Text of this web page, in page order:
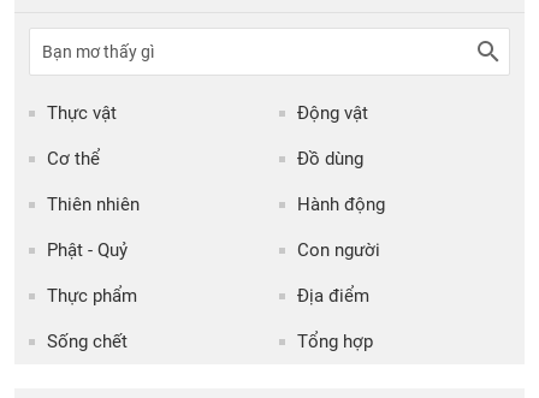
Thực vật Động vật
Cơ thể Đồ dùng
Thiên nhiên Hành động
Phật - Quỷ Con người
Thực phẩm Địa điểm
Sống chết Tổng hợp